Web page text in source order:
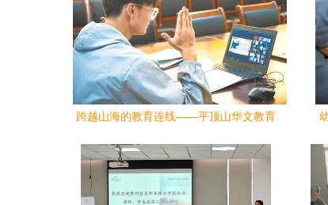
跨越山海的教育连线——平顶山华文教育